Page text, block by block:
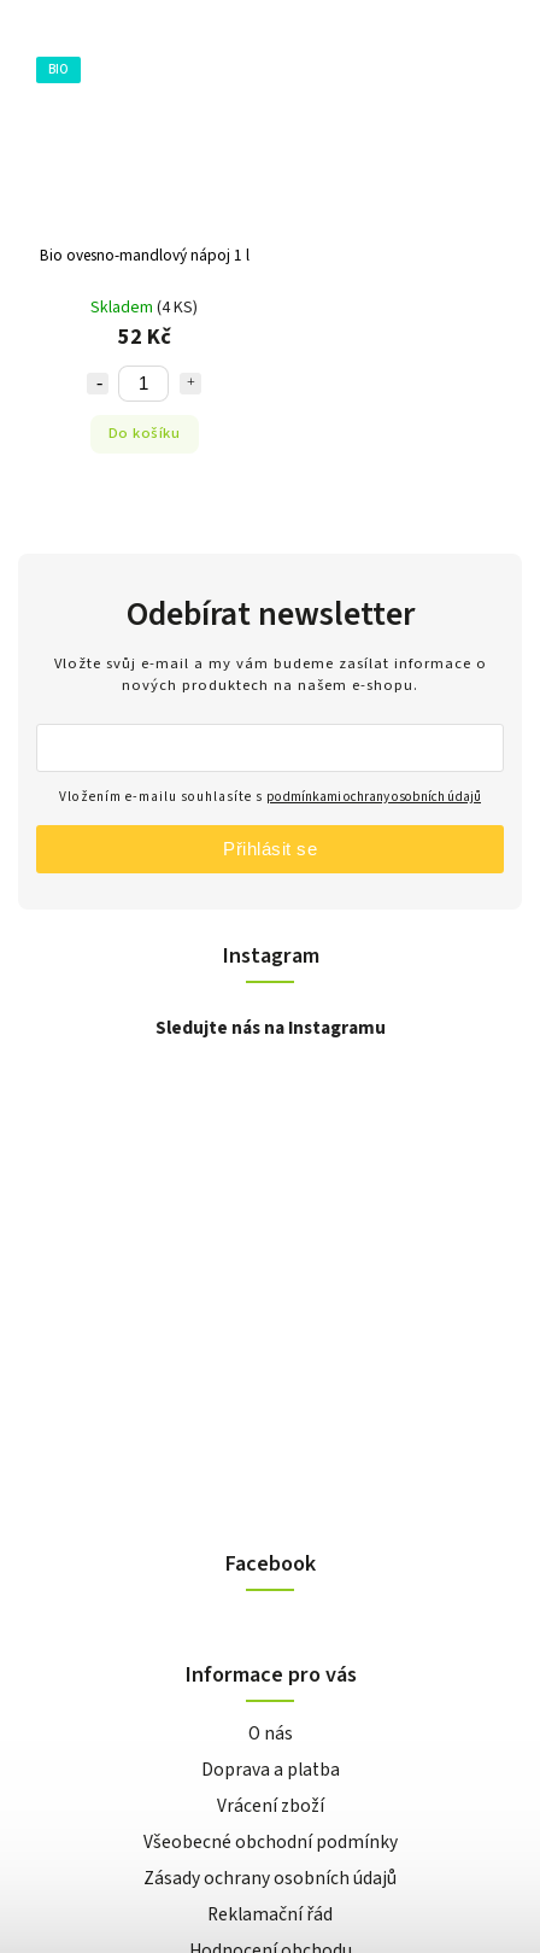
BIO
Bio ovesno-mandlový nápoj 1 l
Skladem (4 KS)
52 Kč
Do košíku
Instagram
Sledujte nás na Instagramu
Odebírat newsletter
Vložte svůj e-mail a my vám budeme zasílat informace o
nových produktech na našem e-shopu.
Vložením e-mailu souhlasíte s podmínkami ochrany osobních údajů
Přihlásit se
Facebook
Informace pro vás
O nás
Doprava a platba
Vrácení zboží
Všeobecné obchodní podmínky
Zásady ochrany osobních údajů
Reklamační řád